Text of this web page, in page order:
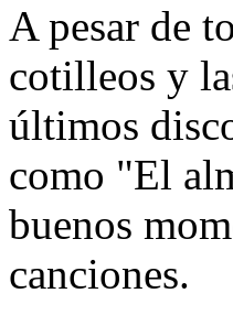
A pesar de
cotilleos y
últimos
como "El
buenos
canciones.